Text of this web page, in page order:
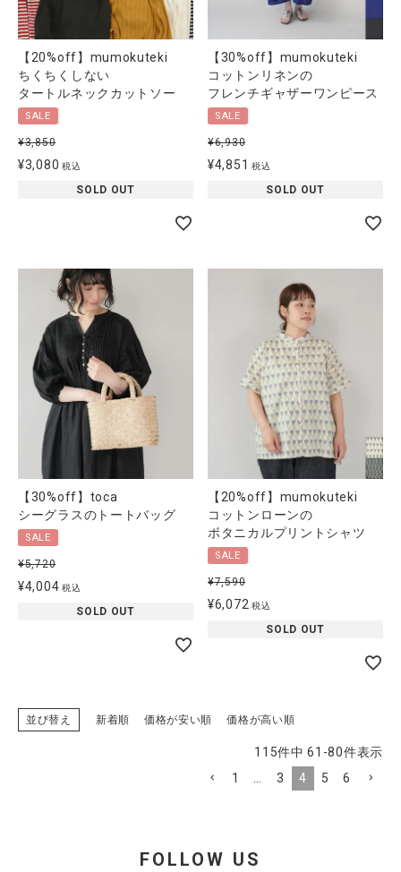
【20%off】mumokuteki
ちくちくしない
タートルネックカットソー
SALE
¥3,850
¥3,080 税込
SOLD OUT
【30%off】mumokuteki
コットンリネンの
フレンチギャザーワンピース
SALE
¥6,930
¥4,851 税込
SOLD OUT
【30%off】toca
シーグラスのトートバッグ
SALE
¥5,720
¥4,004 税込
SOLD OUT
【20%off】mumokuteki
コットンローンの
ボタニカルプリントシャツ
SALE
¥7,590
¥6,072 税込
SOLD OUT
並び替え 新着順 価格が安い順 価格が高い順
115件中 61 -80件表示
1
… 3 4 5 6
FOLLOW US